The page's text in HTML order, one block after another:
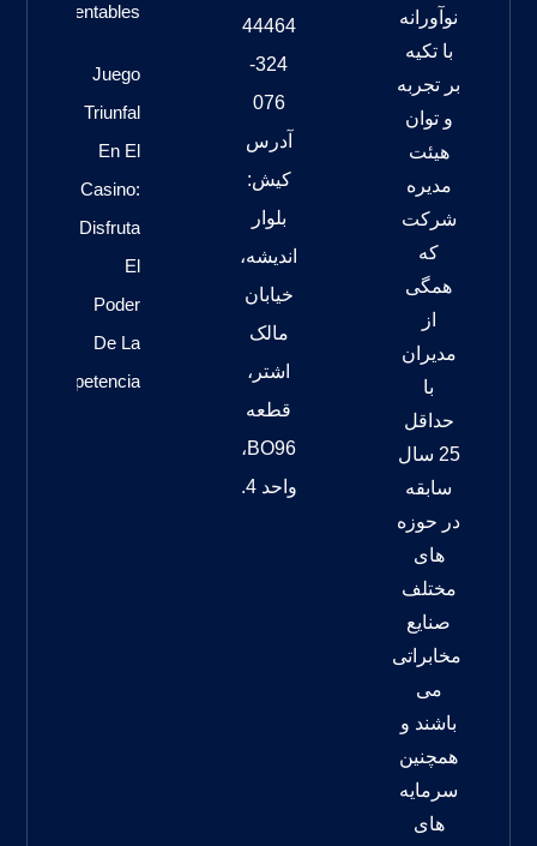
نوآورانه
با تکیه
بر تجربه
و توان
هیئت
مدیره
شرکت
که
همگی
از
مدیران
با
حداقل
25 سال
سابقه
در حوزه
های
مختلف
صنایع
مخابراتی
می
باشند و
همچنین
سرمایه
های
44464
324-
076
آدرس
کیش:
بلوار
اندیشه،
خیابان
مالک
اشتر،
قطعه
BO96،
واحد 4.
Rentables
Juego
Triunfal
En El
Casino:
Disfruta
El
Poder
De La
Competencia